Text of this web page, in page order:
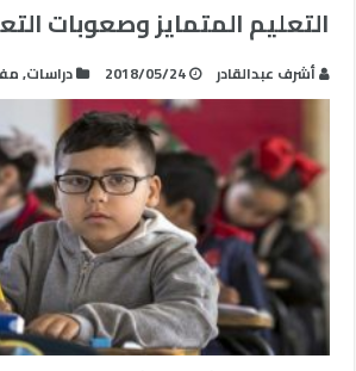
التعليم المتمايز وصعوبات
أشرف عبدالقادر 2018/05/24 دراسات,